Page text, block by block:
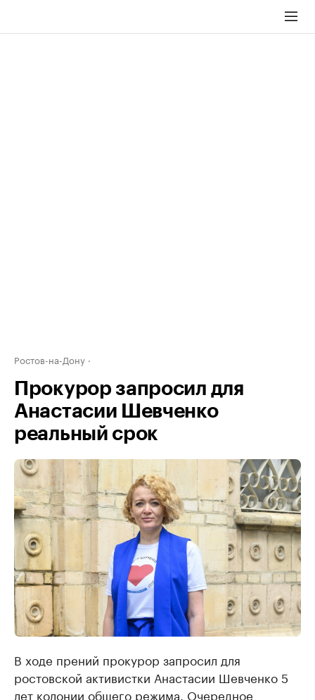
Ростов-на-Дону
Прокурор запросил для
Анастасии Шевченко
реальный срок
В ходе прений прокурор запросил для
ростовской активистки Анастасии Шевченко 5
лет колонии общего режима. Очередное